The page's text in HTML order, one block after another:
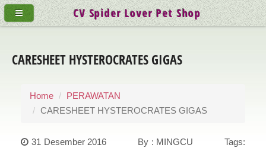
CARESHEET HYSTEROCRATES GIGAS
Home
PERAWATAN
CARESHEET HYSTEROCRATES GIGAS
31 Desember 2016 By : MINGCU Tags:
CV Spider Lover Pet Shop